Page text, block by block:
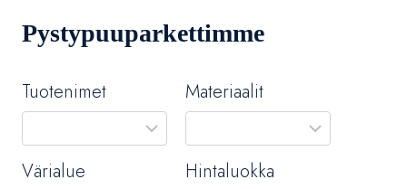
Pystypuuparkettimme
Tuotenimet Materiaalit
Värialue Hintaluokka